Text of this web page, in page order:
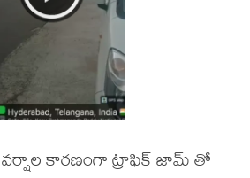
కారణంగా ట్రాఫిక్ జామ్ తో